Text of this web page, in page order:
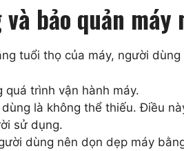
bảo quản
tuổi thọ của máy, người
trình vận hành máy.
là không thể thiếu. Điều
sử dụng.
dùng nên dọn dẹp máy